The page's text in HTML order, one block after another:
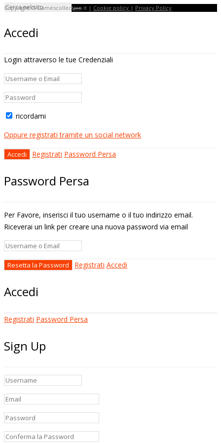
Copyright © Gamescollection.it | Cookie policy | Privacy Policy
Accedi
Login attraverso le tue Credenziali
ricordami
Oppure registrati tramite un social network
Registrati Password Persa
Password Persa
Per Favore, inserisci il tuo username o il tuo indirizzo email.
Riceverai un link per creare una nuova password via email
Registrati Accedi
Accedi
Registrati Password Persa
Sign Up